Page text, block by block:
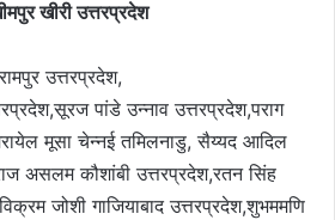
खीरी उत्तरप्रदेश
उत्तरप्रदेश,
पांडे उन्नाव उत्तरप्रदेश,पराग
मूसा चेन्नई तमिलनाडु, सैय्यद आदिल
असलम कौशांबी उत्तरप्रदेश,रतन सिंह
जोशी गाजियाबाद उत्तरप्रदेश,शुभममणि